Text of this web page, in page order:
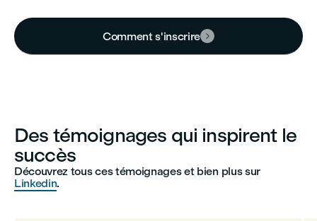
Comment s'inscrire 
Des témoignages qui inspirent le
succès
Découvrez tous ces témoignages et bien plus sur
Linkedin.